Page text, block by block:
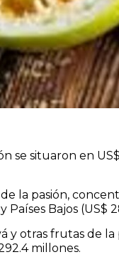
se situaron en
la pasión,
Bajos (US$
otras frutas de la
millones.